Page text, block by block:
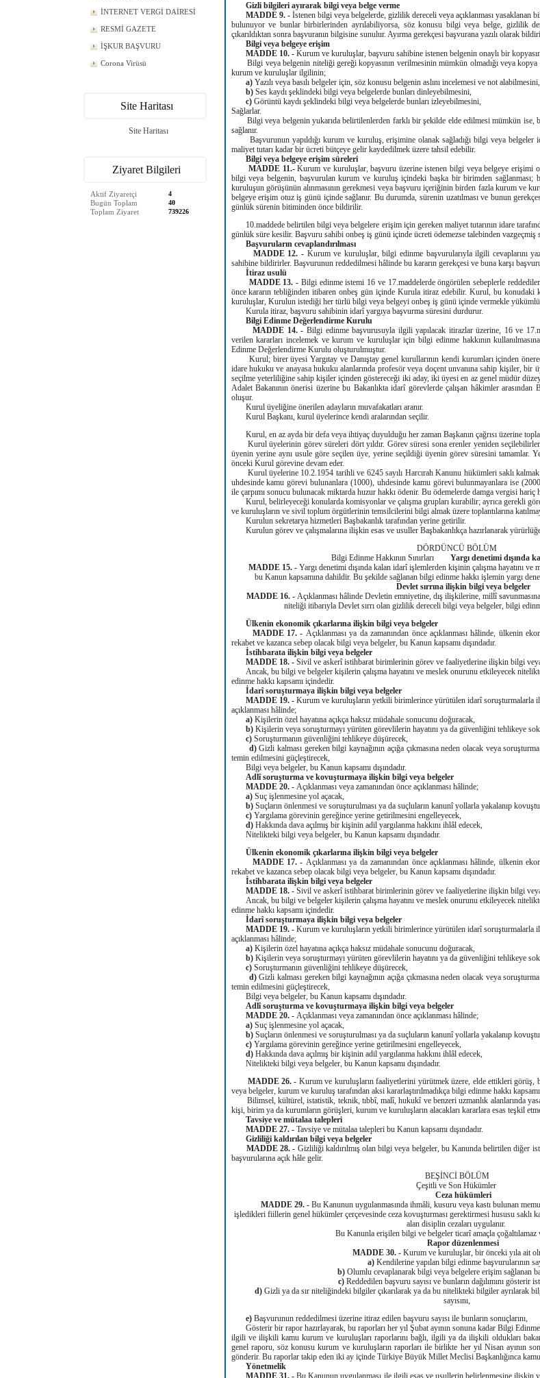
İNTERNET VERGİ DAİRESİ
RESMİ GAZETE
İŞKUR BAŞVURU
Corona Virüsü
Site Haritası
Site Haritası
Ziyaret Bilgileri
Aktif Ziyaretçi 4
Bugün Toplam 40
Toplam Ziyaret 739226
Gizli bilgileri ayırarak bilgi veya belge verme
MADDE 9. - İstenen bilgi veya belgelerde, gizlilik dereceli veya açıklanması
bulunuyor ve bunlar birbirlerinden ayrılabiliyorsa, söz konusu bilgi veya belge, gizlilik
çıkarıldıktan sonra başvuranın bilgisine sunulur. Ayırma gerekçesi başvurana yazılı olarak
Bilgi veya belgeye erişim
MADDE 10. - Kurum ve kuruluşlar, başvuru sahibine istenen belgenin onaylı bir
Bilgi veya belgenin niteliği gereği kopyasının verilmesinin mümkün olmadığı veya kopya
kurum ve kuruluşlar ilgilinin;
a) Yazılı veya basılı belgeler için, söz konusu belgenin aslını incelemesi ve not alabilmesini,
b) Ses kaydı şeklindeki bilgi veya belgelerde bunları dinleyebilmesini,
c) Görüntü kaydı şeklindeki bilgi veya belgelerde bunları izleyebilmesini,
Sağlarlar.
Bilgi veya belgenin yukarıda belirtilenlerden farklı bir şekilde elde edilmesi mümkün ise,
sağlanır.
Başvurunun yapıldığı kurum ve kuruluş, erişimine olanak sağladığı bilgi veya belgeler
maliyet tutarı kadar bir ücreti bütçeye gelir kaydedilmek üzere tahsil edebilir.
Bilgi veya belgeye erişim süreleri
MADDE 11.-Kurum ve kuruluşlar, başvuru üzerine istenen bilgi veya belgeye erişimi
bilgi veya belgenin, başvurulan kurum ve kuruluş içindeki başka bir birimden
kuruluşun görüşünün alınmasının gerekmesi veya başvuru içeriğinin birden fazla kurum ve
belgeye erişim otuz iş günü içinde sağlanır. Bu durumda, sürenin uzatılması ve bunun
günlük sürenin bitiminden önce bildirilir.
10.maddede belirtilen bilgi veya belgelere erişim için gereken maliyet tutarının idare
günlük süre kesilir. Başvuru sahibi onbeş iş günü içinde ücreti ödemezse talebinden vazgeçmiş
Başvuruların cevaplandırılması
MADDE 12. - Kurum ve kuruluşlar, bilgi edinme başvurularıyla ilgili cevaplarını
sahibine bildirirler. Başvurunun reddedilmesi hâlinde bu kararın gerekçesi ve buna karşı
İtiraz usulü
MADDE 13. - Bilgi edinme istemi 16 ve 17.maddelerde öngörülen sebeplerle
önce kararın tebliğinden itibaren onbeş gün içinde Kurula itiraz edebilir. Kurul, bu konudaki
kuruluşlar, Kurulun istediği her türlü bilgi veya belgeyi onbeş iş günü içinde vermekle
Kurula itiraz, başvuru sahibinin idarî yargıya başvurma süresini durdurur.
Bilgi Edinme Değerlendirme Kurulu
MADDE 14. - Bilgi edinme başvurusuyla ilgili yapılacak itirazlar üzerine, 16 ve
verilen kararları incelemek ve kurum ve kuruluşlar için bilgi edinme hakkının
Edinme Değerlendirme Kurulu oluşturulmuştur.
Kurul; birer üyesi Yargıtay ve Danıştay genel kurullarının kendi kurumları içinden
idare hukuku ve anayasa hukuku alanlarında profesör veya doçent unvanına sahip kişiler,
seçilme yeterliliğine sahip kişiler içinden göstereceği iki aday, iki üyesi en az genel müdür
Adalet Bakanının önerisi üzerine bu Bakanlıkta idarî görevlerde çalışan hâkimler
oluşur.
Kurul üyeliğine önerilen adayların muvafakatları aranır.
Kurul Başkanı, kurul üyelerince kendi aralarından seçilir.
Kurul, en az ayda bir defa veya ihtiyaç duyulduğu her zaman Başkanın çağrısı üzerine
Kurul üyelerinin görev süreleri dört yıldır. Görev süresi sona erenler yeniden
üyenin yerine aynı usule göre seçilen üye, yerine seçildiği üyenin görev süresini tamamlar.
önceki Kurul görevine devam eder.
Kurul üyelerine 10.2.1954 tarihli ve 6245 sayılı Harcırah Kanunu hükümleri saklı kalmak
uhdesinde kamu görevi bulunanlara (1000), uhdesinde kamu görevi bulunmayanlara ise
ile çarpımı sonucu bulunacak miktarda huzur hakkı ödenir. Bu ödemelerde damga vergisi hariç
Kurul, belirleyeceği konularda komisyonlar ve çalışma grupları kurabilir; ayrıca gerekli
ve kuruluşların ve sivil toplum örgütlerinin temsilcilerini bilgi almak üzere toplantılarına
Kurulun sekretarya hizmetleri Başbakanlık tarafından yerine getirilir.
Kurulun görev ve çalışmalarına ilişkin esas ve usuller Başbakanlıkça hazırlanarak
DÖRDÜNCÜ BÖLÜM
Bilgi Edinme Hakkının Sınırları Yargı denetimi dışında
MADDE 15. - Yargı denetimi dışında kalan idarî işlemlerden kişinin çalışma hayatını
bu Kanun kapsamına dahildir. Bu şekilde sağlanan bilgi edinme hakkı işlemin yargı
Devlet sırrına ilişkin bilgi veya belgeler
MADDE 16. - Açıklanması hâlinde Devletin emniyetine, dış ilişkilerine, millî
niteliği itibarıyla Devlet sırrı olan gizlilik dereceli bilgi veya belgeler, bilgi
Ülkenin ekonomik çıkarlarına ilişkin bilgi veya belgeler
MADDE 17. - Açıklanması ya da zamanından önce açıklanması hâlinde, ülkenin
rekabet ve kazanca sebep olacak bilgi veya belgeler, bu Kanun kapsamı dışındadır.
İstihbarata ilişkin bilgi veya belgeler
MADDE 18. - Sivil ve askerî istihbarat birimlerinin görev ve faaliyetlerine ilişkin bilgi veya
Ancak, bu bilgi ve belgeler kişilerin çalışma hayatını ve meslek onurunu etkileyecek
edinme hakkı kapsamı içindedir.
İdarî soruşturmaya ilişkin bilgi veya belgeler
MADDE 19. - Kurum ve kuruluşların yetkili birimlerince yürütülen idarî soruşturmalarla
açıklanması hâlinde;
a) Kişilerin özel hayatına açıkça haksız müdahale sonucunu doğuracak,
b) Kişilerin veya soruşturmayı yürüten görevlilerin hayatını ya da güvenliğini tehlikeye
c) Soruşturmanın güvenliğini tehlikeye düşürecek,
d)Gizli kalması gereken bilgi kaynağının açığa çıkmasına neden olacak veya
temin edilmesini güçleştirecek,
Bilgi veya belgeler, bu Kanun kapsamı dışındadır.
Adlî soruşturma ve kovuşturmaya ilişkin bilgi veya belgeler
MADDE 20. - Açıklanması veya zamanından önce açıklanması hâlinde;
a) Suç işlenmesine yol açacak,
b) Suçların önlenmesi ve soruşturulması ya da suçluların kanunî yollarla yakalanıp
c) Yargılama görevinin gereğince yerine getirilmesini engelleyecek,
d) Hakkında dava açılmış bir kişinin adil yargılanma hakkını ihlâl edecek,
Nitelikteki bilgi veya belgeler, bu Kanun kapsamı dışındadır.
Ülkenin ekonomik çıkarlarına ilişkin bilgi veya belgeler
MADDE 17. - Açıklanması ya da zamanından önce açıklanması hâlinde, ülkenin
rekabet ve kazanca sebep olacak bilgi veya belgeler, bu Kanun kapsamı dışındadır.
İstihbarata ilişkin bilgi veya belgeler
MADDE 18. - Sivil ve askerî istihbarat birimlerinin görev ve faaliyetlerine ilişkin bilgi veya
Ancak, bu bilgi ve belgeler kişilerin çalışma hayatını ve meslek onurunu etkileyecek
edinme hakkı kapsamı içindedir.
İdarî soruşturmaya ilişkin bilgi veya belgeler
MADDE 19. - Kurum ve kuruluşların yetkili birimlerince yürütülen idarî soruşturmalarla
açıklanması hâlinde;
a) Kişilerin özel hayatına açıkça haksız müdahale sonucunu doğuracak,
b) Kişilerin veya soruşturmayı yürüten görevlilerin hayatını ya da güvenliğini tehlikeye
c) Soruşturmanın güvenliğini tehlikeye düşürecek,
d)Gizli kalması gereken bilgi kaynağının açığa çıkmasına neden olacak veya
temin edilmesini güçleştirecek,
Bilgi veya belgeler, bu Kanun kapsamı dışındadır.
Adlî soruşturma ve kovuşturmaya ilişkin bilgi veya belgeler
MADDE 20. - Açıklanması veya zamanından önce açıklanması hâlinde;
a) Suç işlenmesine yol açacak,
b) Suçların önlenmesi ve soruşturulması ya da suçluların kanunî yollarla yakalanıp
c) Yargılama görevinin gereğince yerine getirilmesini engelleyecek,
d) Hakkında dava açılmış bir kişinin adil yargılanma hakkını ihlâl edecek,
Nitelikteki bilgi veya belgeler, bu Kanun kapsamı dışındadır.
MADDE 26. - Kurum ve kuruluşların faaliyetlerini yürütmek üzere, elde ettikleri
veya belgeler, kurum ve kuruluş tarafından aksi kararlaştırılmadıkça bilgi edinme hakkı
Bilimsel, kültürel, istatistik, teknik, tıbbî, malî, hukukî ve benzeri uzmanlık alanlarında
kişi, birim ya da kurumların görüşleri, kurum ve kuruluşların alacakları kararlara esas teşkil
Tavsiye ve mütalaa talepleri
MADDE 27. - Tavsiye ve mütalaa talepleri bu Kanun kapsamı dışındadır.
Gizliliği kaldırılan bilgi veya belgeler
MADDE 28. - Gizliliği kaldırılmış olan bilgi veya belgeler, bu Kanunda belirtilen diğer
başvurularına açık hâle gelir.
BEŞİNCİ BÖLÜM
Çeşitli ve Son Hükümler
Ceza hükümleri
MADDE 29. - Bu Kanunun uygulanmasında ihmâli, kusuru veya kastı bulunan
işledikleri fiillerin genel hükümler çerçevesinde ceza kovuşturması gerektirmesi hususu saklı
alan disiplin cezaları uygulanır.
Bu Kanunla erişilen bilgi ve belgeler ticarî amaçla çoğaltılamaz
Rapor düzenlenmesi
MADDE 30. - Kurum ve kuruluşlar, bir önceki yıla ait
a) Kendilerine yapılan bilgi edinme başvurularının
b) Olumlu cevaplanarak bilgi veya belgelere erişim sağlanan
c) Reddedilen başvuru sayısı ve bunların dağılımını gösterir
d) Gizli ya da sır niteliğindeki bilgiler çıkarılarak ya da bu nitelikteki bilgiler ayrılarak
sayısını,
e) Başvurunun reddedilmesi üzerine itiraz edilen başvuru sayısı ile bunların sonuçlarını,
Gösterir bir rapor hazırlayarak, bu raporları her yıl Şubat ayının sonuna kadar Bilgi
ilgili ve ilişkili kamu kurum ve kuruluşları raporlarını bağlı, ilgili ya da ilişkili oldukları
genel raporu, söz konusu kurum ve kuruluşların raporları ile birlikte her yıl Nisan ayının
gönderir. Bu raporlar takip eden iki ay içinde Türkiye Büyük Millet Meclisi Başkanlığınca
Yönetmelik
MADDE 31. -Bu Kanunun uygulanması ile ilgili esas ve usullerin belirlenmesine ilişkin